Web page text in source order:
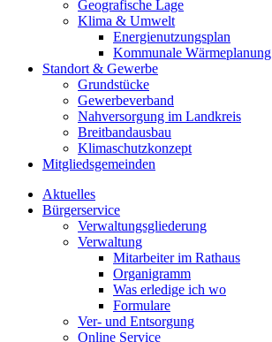
Geografische Lage
Klima & Umwelt
Energienutzungsplan
Kommunale Wärmeplanung
Standort & Gewerbe
Grundstücke
Gewerbeverband
Nahversorgung im Landkreis
Breitbandausbau
Klimaschutzkonzept
Mitgliedsgemeinden
Aktuelles
Bürgerservice
Verwaltungsgliederung
Verwaltung
Mitarbeiter im Rathaus
Organigramm
Was erledige ich wo
Formulare
Ver- und Entsorgung
Online Service